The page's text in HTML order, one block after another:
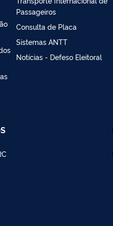
Passageiros
Consulta de Placa
Sistemas ANTT
Notícias - Defeso Eleitoral